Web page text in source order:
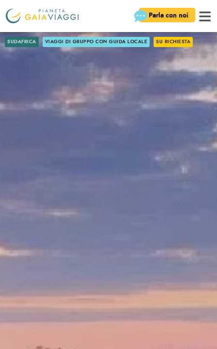
Parla con noi
SUDAFRICA VIAGGI DI GRUPPO CON GUIDA LOCALE SU RICHIESTA